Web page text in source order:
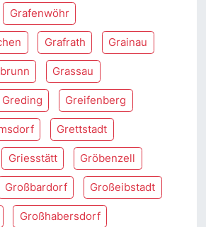
Grafenwöhr
Grafrath Grainau
Grassau
Greding Greifenberg
Grettstadt
Griesstätt Gröbenzell
Großbardorf Großeibstadt
Großhabersdorf